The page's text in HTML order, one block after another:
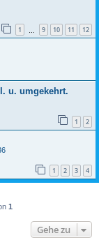
1 9 10 11 12
u. umgekehrt.
1 2
1 2 3 4
1
Gehe zu